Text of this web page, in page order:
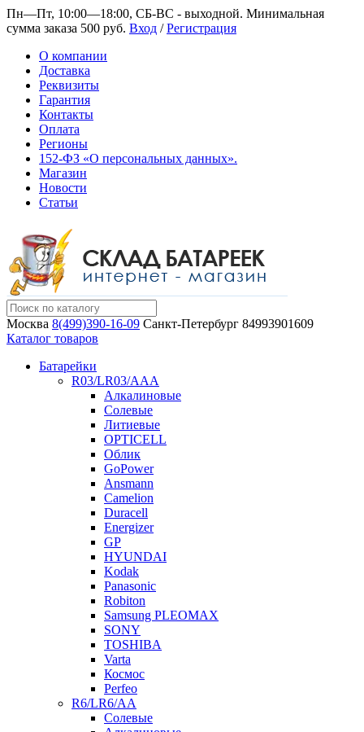
Пн—Пт, 10:00—18:00, СБ-ВС - выходной. Минимальная
сумма заказа 500 руб. Вход /Регистрация
О компании
Доставка
Реквизиты
Гарантия
Контакты
Оплата
Регионы
152-ФЗ «О персональных данных».
Магазин
Новости
Статьи
Москва 8(499)390-16-09 Санкт-Петербург 84993901609
Каталог товаров
Батарейки
R03/LR03/AAA
Алкалиновые
Солевые
Литиевые
OPTICELL
Облик
GoPower
Ansmann
Camelion
Duracell
Energizer
GP
HYUNDAI
Kodak
Panasonic
Robiton
Samsung PLEOMAX
SONY
TOSHIBA
Varta
Космос
Perfeo
R6/LR6/AA
Солевые